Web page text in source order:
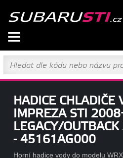
HADICE CHLADIČE
IMPREZA STI
LEGACY/
- 45161AG000
Horní hadice vody do modelu